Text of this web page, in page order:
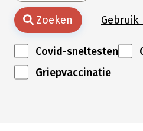
Zoeken
Covid-sneltesten
Griepvaccinatie